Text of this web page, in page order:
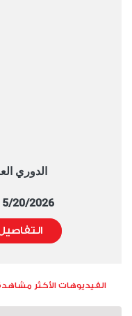
الدوري العام -
5/20/2026 التوقيت 8:00 PM
الفيديوهات الأكثر